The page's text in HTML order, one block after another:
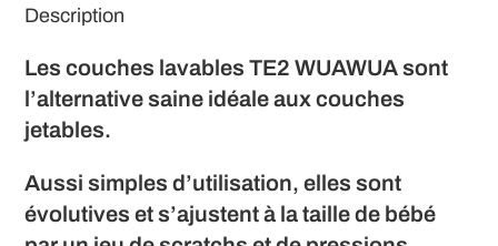
Description
Les couches lavables TE2 WUAWUA sont
l’alternative saine idéale aux couches
jetables.
Aussi simples d’utilisation, elles sont
évolutives et s’ajustent à la taille de bébé